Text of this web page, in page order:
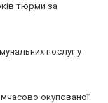
тюрми за
послуг у
окупованої